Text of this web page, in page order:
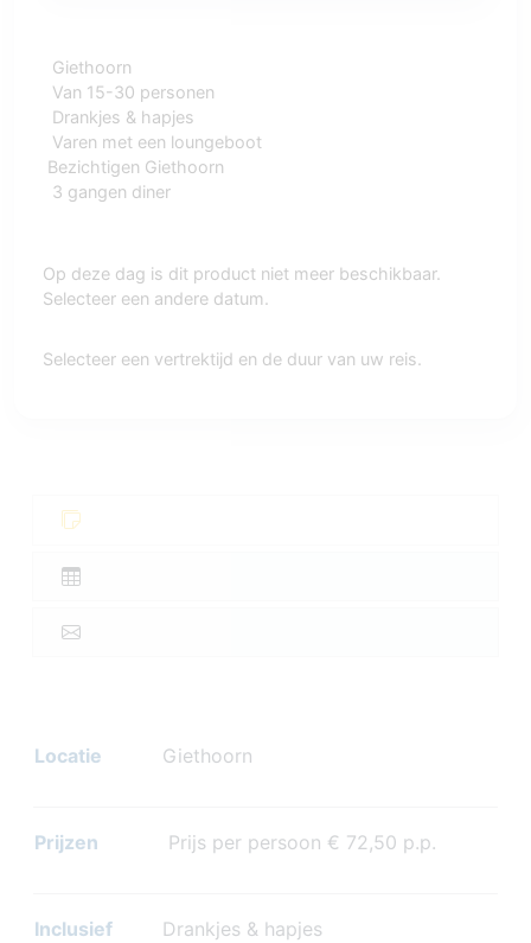
Giethoorn
Van 15-30 personen
Drankjes & hapjes
Varen met een loungeboot
Bezichtigen Giethoorn
3 gangen diner
Op deze dag is dit product niet meer beschikbaar.
Selecteer een andere datum.
Selecteer een vertrektijd en de duur van uw reis.
Locatie Giethoorn
Prijzen Prijs per persoon € 72,50 p.p.
Inclusief
Drankjes & hapjes